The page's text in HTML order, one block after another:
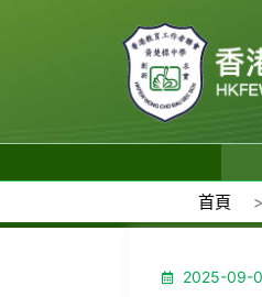
首頁
2025-09-